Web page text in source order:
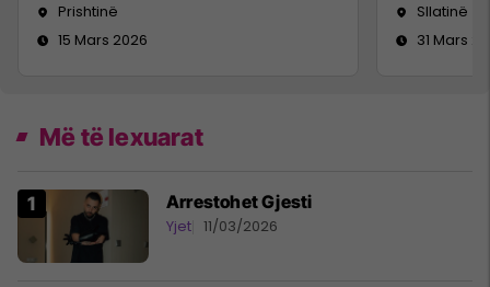
Prishtinë
15 Mars 2026
Sllatinë
31 Mars
Më të lexuarat
Arrestohet Gjesti
Yjet 11/03/2026